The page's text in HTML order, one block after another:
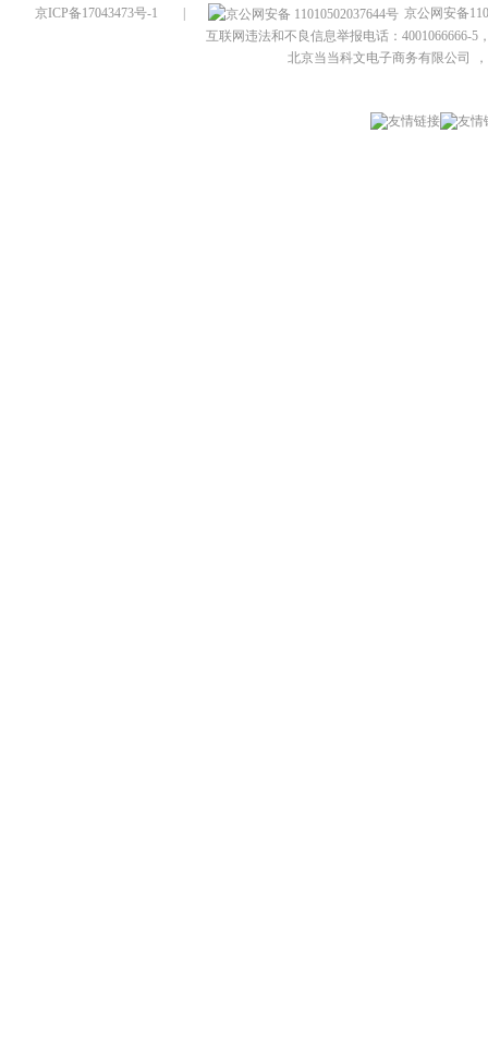
京ICP备17043473号-1
京公网安备
互联网违法和不良信息举报电话：4001066666-5
北京当当科文电子商务有限公司